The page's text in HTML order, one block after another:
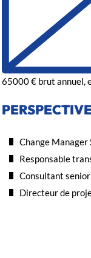
65000€ brut annuel,
Change Manager
Responsable
Consultant
Directeur de